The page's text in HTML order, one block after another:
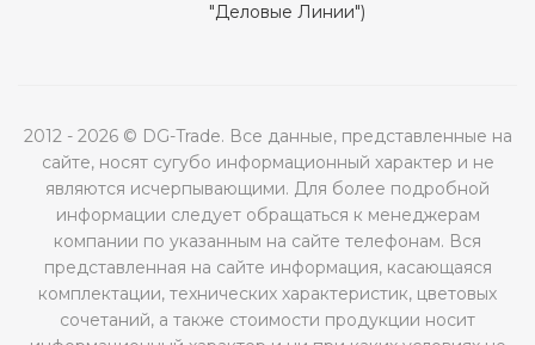
"Деловые Линии")
2012 - 2026 © DG-Trade. Все данные, представленные на
сайте, носят сугубо информационный характер и не
являются исчерпывающими. Для более подробной
информации следует обращаться к менеджерам
компании по указанным на сайте телефонам. Вся
представленная на сайте информация, касающаяся
комплектации, технических характеристик, цветовых
сочетаний, а также стоимости продукции носит